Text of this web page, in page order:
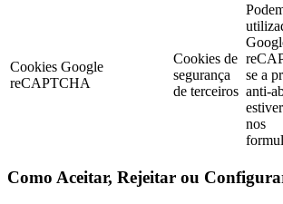
Cookies Google
reCAPTCHA
Cookies de
segurança
de terceiros
se a
anti-
nos
Como Aceitar, Rejeitar ou